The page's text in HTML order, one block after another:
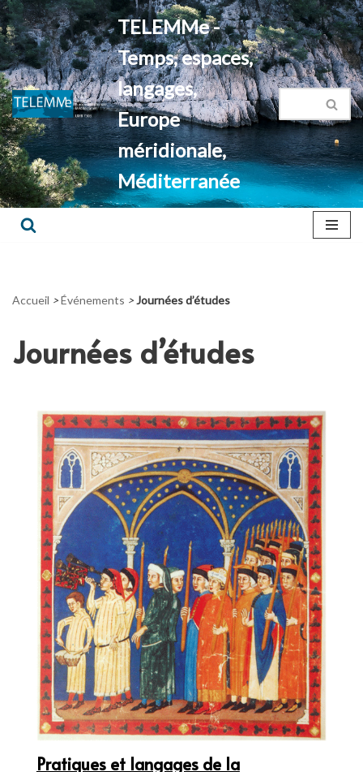
Aller
au
contenu
TELEMMe -
Temps, espaces,
langages,
Europe
méridionale,
Méditerranée
Accueil >Événements >Journées d’études
Journées d’études
Pratiques et langages de la